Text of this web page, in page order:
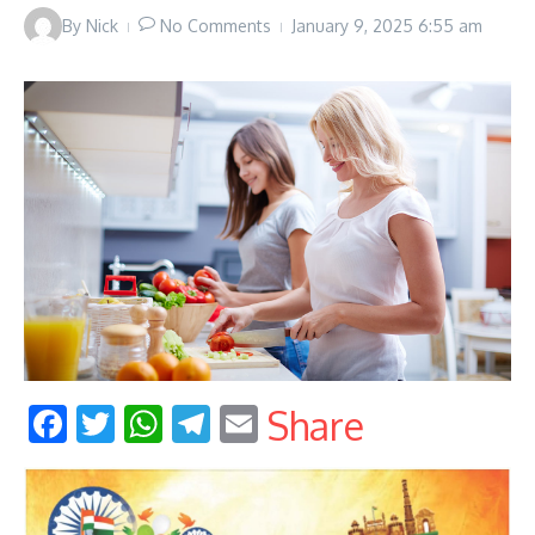
By Nick No Comments January 9, 2025 6:55 am
Facebook
Twitter
WhatsApp
Telegram
Email
Share